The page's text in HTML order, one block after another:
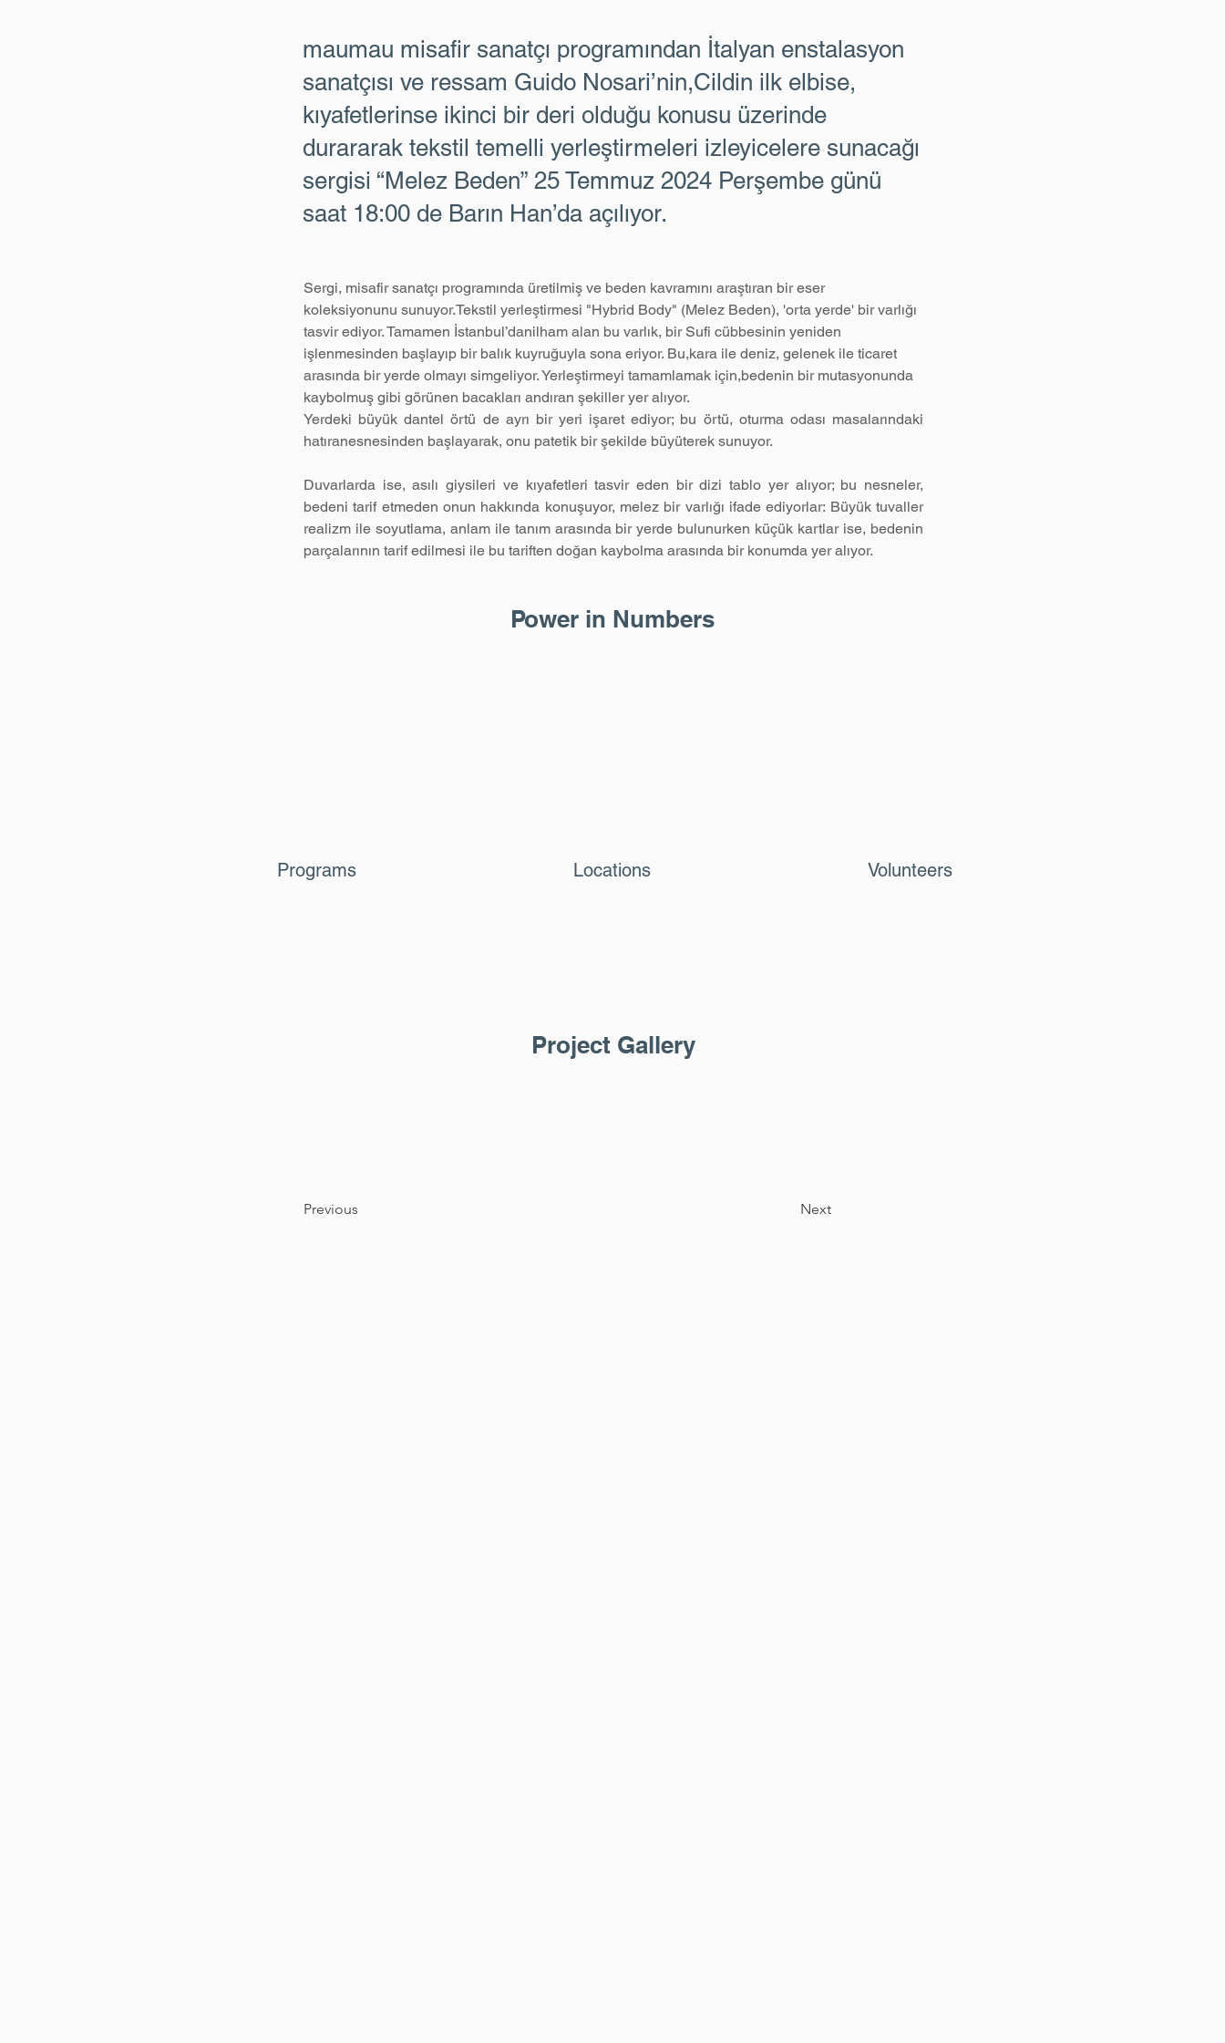
maumau misafir sanatçı programından İtalyan enstalasyon
sanatçısı ve ressam Guido Nosari’nin,Cildin ilk elbise,
kıyafetlerinse ikinci bir deri olduğu konusu üzerinde
durararak tekstil temelli yerleştirmeleri izleyicelere sunacağı
sergisi “Melez Beden” 25 Temmuz 2024 Perşembe günü
saat 18:00 de Barın Han’da açılıyor.
Sergi, misafir sanatçı programında üretilmiş ve beden kavramını araştıran bir eser
koleksiyonunu sunuyor.Tekstil yerleştirmesi "Hybrid Body" (Melez Beden), 'orta yerde' bir varlığı
tasvir ediyor. Tamamen İstanbul’danilham alan bu varlık, bir Sufi cübbesinin yeniden
işlenmesinden başlayıp bir balık kuyruğuyla sona eriyor. Bu,kara ile deniz, gelenek ile ticaret
arasında bir yerde olmayı simgeliyor. Yerleştirmeyi tamamlamak için,bedenin bir mutasyonunda
kaybolmuş gibi görünen bacakları andıran şekiller yer alıyor.
Yerdeki büyük dantel örtü de ayrı bir yeri işaret ediyor; bu örtü, oturma odası masalarındaki
hatıranesnesinden başlayarak, onu patetik bir şekilde büyüterek sunuyor.
Duvarlarda ise, asılı giysileri ve kıyafetleri tasvir eden bir dizi tablo yer alıyor; bu nesneler,
bedeni tarif etmeden onun hakkında konuşuyor, melez bir varlığı ifade ediyorlar: Büyük tuvaller
realizm ile soyutlama, anlam ile tanım arasında bir yerde bulunurken küçük kartlar ise, bedenin
parçalarının tarif edilmesi ile bu tariften doğan kaybolma arasında bir konumda yer alıyor.
Power in Numbers
Programs Locations Volunteers
Project Gallery
Previous Next